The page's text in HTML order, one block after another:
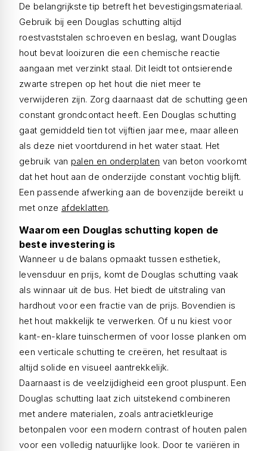
De belangrijkste tip betreft het bevestigingsmateriaal.
Gebruik bij een Douglas schutting altijd
roestvaststalen schroeven en beslag, want Douglas
hout bevat looizuren die een chemische reactie
aangaan met verzinkt staal. Dit leidt tot ontsierende
zwarte strepen op het hout die niet meer te
verwijderen zijn. Zorg daarnaast dat de schutting geen
constant grondcontact heeft. Een Douglas schutting
gaat gemiddeld tien tot vijftien jaar mee, maar alleen
als deze niet voortdurend in het water staat. Het
gebruik van palen en onderplaten van beton voorkomt
dat het hout aan de onderzijde constant vochtig blijft.
Een passende afwerking aan de bovenzijde bereikt u
met onze afdeklatten.
Waarom een Douglas schutting kopen de
beste investering is
Wanneer u de balans opmaakt tussen esthetiek,
levensduur en prijs, komt de Douglas schutting vaak
als winnaar uit de bus. Het biedt de uitstraling van
hardhout voor een fractie van de prijs. Bovendien is
het hout makkelijk te verwerken. Of u nu kiest voor
kant-en-klare tuinschermen of voor losse planken om
een verticale schutting te creëren, het resultaat is
altijd solide en visueel aantrekkelijk.
Daarnaast is de veelzijdigheid een groot pluspunt. Een
Douglas schutting laat zich uitstekend combineren
met andere materialen, zoals antracietkleurige
betonpalen voor een modern contrast of houten palen
voor een volledig natuurlijke look. Door te variëren in